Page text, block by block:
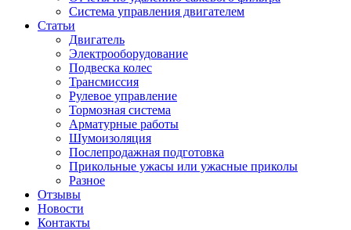
Система управления двигателем
Статьи
Двигатель
Электрооборудование
Подвеска колес
Трансмиссия
Рулевое управление
Тормозная система
Арматурные работы
Шумоизоляция
Послепродажная подготовка
Прикольные ужасы или ужасные приколы
Разное
Отзывы
Новости
Контакты